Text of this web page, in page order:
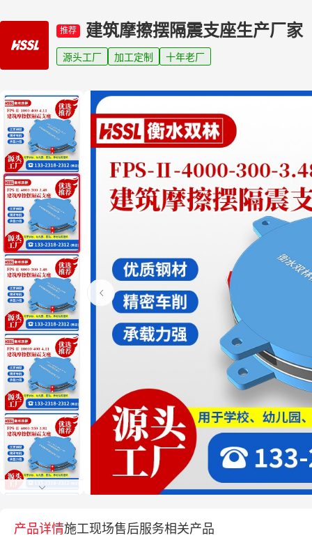
推荐 建筑摩擦摆隔震支座生产厂家
源头工厂 加工定制 十年老厂
产品详情施工现场售后服务相关产品